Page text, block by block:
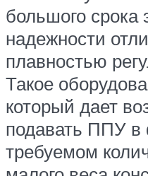
большого срока
надежности
плавностью
Такое
который дает
подавать ППУ
требуемом